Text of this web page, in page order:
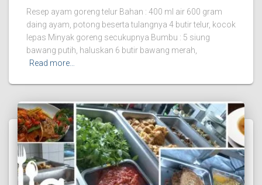
Resep ayam goreng telur Bahan : 400 ml air 600 gram
daing ayam, potong beserta tulangnya 4 butir telur, kocok
lepas Minyak goreng secukupnya Bumbu : 5 siung
bawang putih, haluskan 6 butir bawang merah,
Read more…